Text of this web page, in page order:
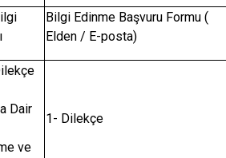
Bilgi Edinme Başvuru Formu (
Elden / E-posta)
Dair
ve
1- Dilekçe